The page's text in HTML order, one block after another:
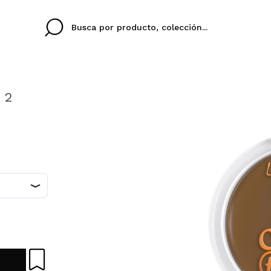
No tengo cuenta
Al crear una cuenta
rápidamente, revisar
IDIOMA ENGLISH
2
Ines
colori